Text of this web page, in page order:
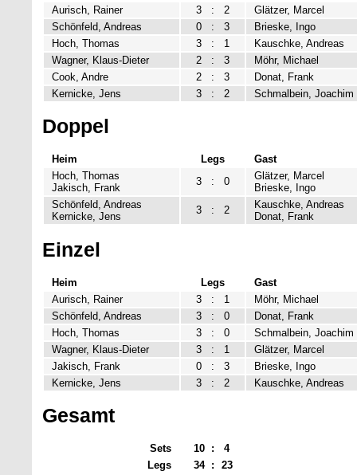
Aurisch, Rainer
3 : 2
Glätzer, Marcel
Schönfeld, Andreas
0 : 3
Brieske, Ingo
Hoch, Thomas
3 : 1
Kauschke, Andreas
Wagner, Klaus-Dieter
2 : 3
Möhr, Michael
Cook, Andre
2 : 3
Donat, Frank
Kernicke, Jens
3 : 2 Schmalbein, Joachim
Doppel
Heim Legs
Gast
Hoch, Thomas
Jakisch, Frank
3 : 0
Glätzer, Marcel
Brieske, Ingo
Schönfeld, Andreas
Kernicke, Jens
3 : 2
Kauschke, Andreas
Donat, Frank
Einzel
Heim Legs
Gast
Aurisch, Rainer
3 : 1
Möhr, Michael
Schönfeld, Andreas
3 : 0
Donat, Frank
Hoch, Thomas
3 : 0
Schmalbein, Joachim
Wagner, Klaus-Dieter
3 : 1
Glätzer, Marcel
Jakisch, Frank
0 : 3
Brieske, Ingo
Kernicke, Jens
3 : 2 Kauschke, Andreas
Gesamt
Sets 10 :
4
Legs
34 :
23